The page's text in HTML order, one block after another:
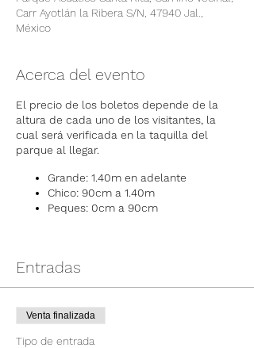
Carr Ayotlán la Ribera S/N, 47940 Jal.,
México
Acerca del evento
El precio de los boletos depende de la
altura de cada uno de los visitantes, la
cual será verificada en la taquilla del
parque al llegar.
Grande: 1.40m en adelante
Chico: 90cm a 1.40m
Peques: 0cm a 90cm
Entradas
Venta finalizada
Tipo de entrada